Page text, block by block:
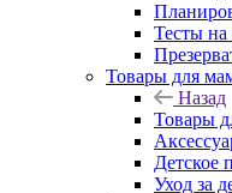
Тесты на
Товары для
Назад
Товары
Детское
Уход за